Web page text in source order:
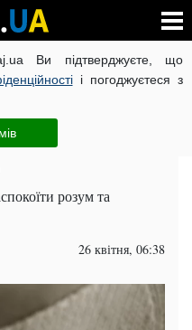
Ви підтверджуєте, що
і погоджуєтеся з
КОРОНАВІРУС В УКРАЇНІ
ЧИТАТЬ НА РУССКОМ
слова казати та
розум та
26 квітня, 06:38